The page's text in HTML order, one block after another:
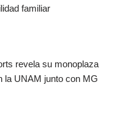
familiar
revela su monoplaza
la UNAM junto con MG